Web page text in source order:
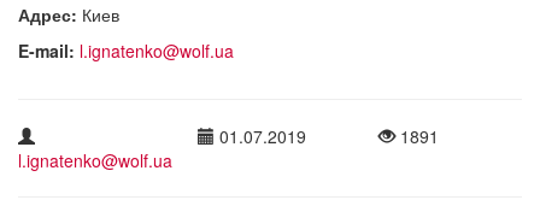
Адрес: Киев
E-mail: l.ignatenko@wolf.ua
l.ignatenko@wolf.ua
01.07.2019 1891